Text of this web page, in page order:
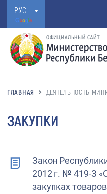
РУС
ГЛАВНАЯ ДЕЯТЕЛЬНОСТЬ
ЗАКУПКИ
Закон
2012 г. № 419-З
закупках